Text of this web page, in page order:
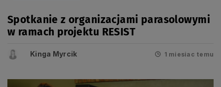
Spotkanie z organizacjami parasolowymi
w ramach projektu RESIST
Kinga Myrcik 1 miesiac temu